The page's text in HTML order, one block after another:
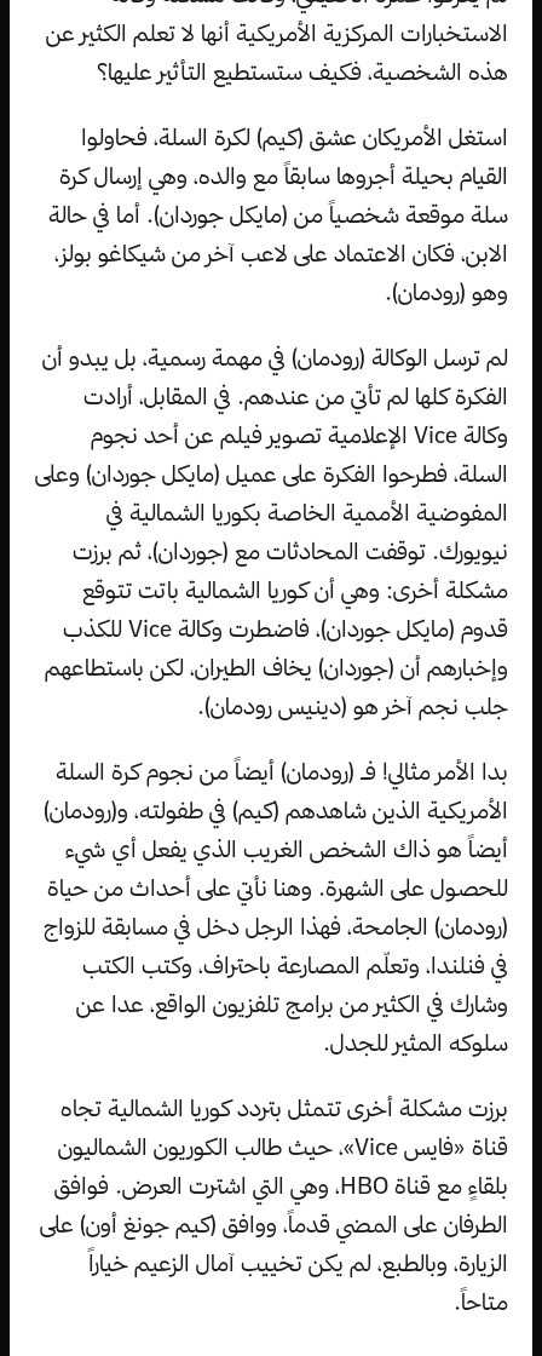
الاستخبارات المركزية الأمريكية أنها لا تعلم الكثير عن
هذه الشخصية، فكيف ستستطيع التأثير عليها؟
استغل الأمريكان عشق (كيم) لكرة السلة، فحاولوا
القيام بحيلة أجروها سابقاً مع والده، وهي إرسال كرة
سلة موقعة شخصياً من (مايكل جوردان). أما في حالة
الابن، فكان الاعتماد على لاعب آخر من شيكاغو بولز،
وهو (رودمان).
لم ترسل الوكالة (رودمان) في مهمة رسمية، بل يبدو أن
الفكرة كلها لم تأتي من عندهم. في المقابل، أرادت
وكالة Vice الإعلامية تصوير فيلم عن أحد نجوم
السلة، فطرحوا الفكرة على عميل (مايكل جوردان) وعلى
المفوضية الأممية الخاصة بكوريا الشمالية في
نيويورك. توقفت المحادثات مع (جوردان)، ثم برزت
مشكلة أخرى: وهي أن كوريا الشمالية باتت تتوقع
قدوم (مايكل جوردان)، فاضطرت وكالة Vice للكذب
وإخبارهم أن (جوردان) يخاف الطيران، لكن باستطاعهم
جلب نجم آخر هو (دينيس رودمان).
بدا الأمر مثالي! فـ (رودمان) أيضاً من نجوم كرة السلة
الأمريكية الذين شاهدهم (كيم) في طفولته، و(رودمان)
أيضاً هو ذاك الشخص الغريب الذي يفعل أي شيء
للحصول على الشهرة. وهنا نأتي على أحداث من حياة
(رودمان) الجامحة، فهذا الرجل دخل في مسابقة للزواج
في فنلندا، وتعلّم المصارعة باحتراف، وكتب الكتب
وشارك في الكثير من برامج تلفزيون الواقع، عدا عن
سلوكه المثير للجدل.
برزت مشكلة أخرى تتمثل بتردد كوريا الشمالية تجاه
قناة «فايس Vice»، حيث طالب الكوريون الشماليون
بلقاءٍ مع قناة HBO، وهي التي اشترت العرض. فوافق
الطرفان على المضي قدماً، ووافق (كيم جونغ أون) على
الزيارة، وبالطبع، لم يكن تخييب آمال الزعيم خياراً
متاحاً.